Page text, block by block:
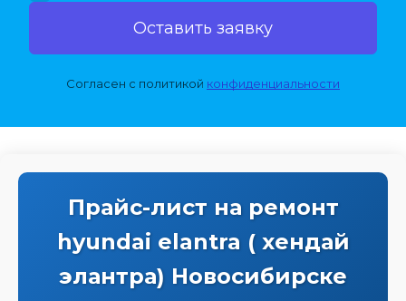
Оставить заявку
Согласен с политикой конфиденциальности
Прайс-лист на ремонт
hyundai elantra ( хендай
элантра) Новосибирске